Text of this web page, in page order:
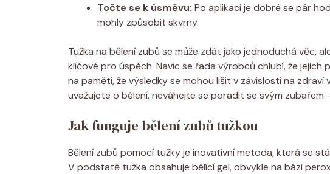
Točte se k úsměvu: Po aplikaci je dobré se pár
mohly způsobit skvrny.
Tužka na bělení zubů se může zdát jako jednoduchá věc,
klíčové pro úspěch. Navíc se řada výrobců chlubí, že
na paměti, že výsledky se mohou lišit v závislosti na zdraví
uvažujete o bělení, neváhejte se poradit se svým
Jak funguje bělení zubů tužkou
Bělení zubů pomocí tužky je inovativní metoda, která se
V podstatě tužka obsahuje bělící gel, obvykle na bázi